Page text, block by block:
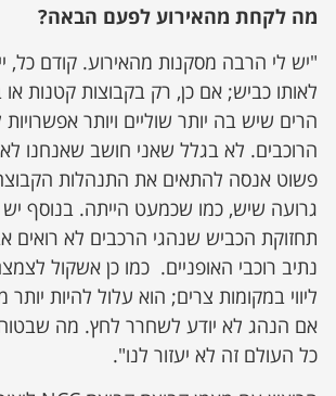
מה לקחת מהאירוע לפעם הבאה?
"יש לי הרבה מסקנות מהאירוע. קודם כל,
לאותו כביש; אם כן, רק בקבוצות קטנות או
הרים שיש בה יותר שוליים ויותר
הרוכבים. לא בגלל שאני חושב שאנחנו
פשוט אנסה להתאים את התנהלות
גרועה שיש, כמו שכמעט הייתה. בנוסף
תחזוקת הכביש שנהגי הרכבים לא רואים
נתיב רוכבי האופניים. כמו כן אשקול
ליווי במקומות צרים; הוא עלול להיות
אם הנהג לא יודע לשחרר לחץ. מה
כל העולם זה לא יעזור לנו".